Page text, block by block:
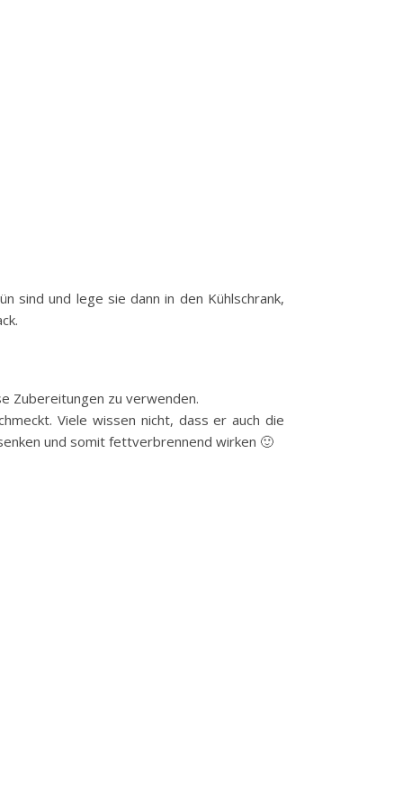
sind und lege sie dann in den Kühlschrank,
Zubereitungen zu verwenden.
Viele wissen nicht, dass er auch die
und somit fettverbrennend wirken 🙂